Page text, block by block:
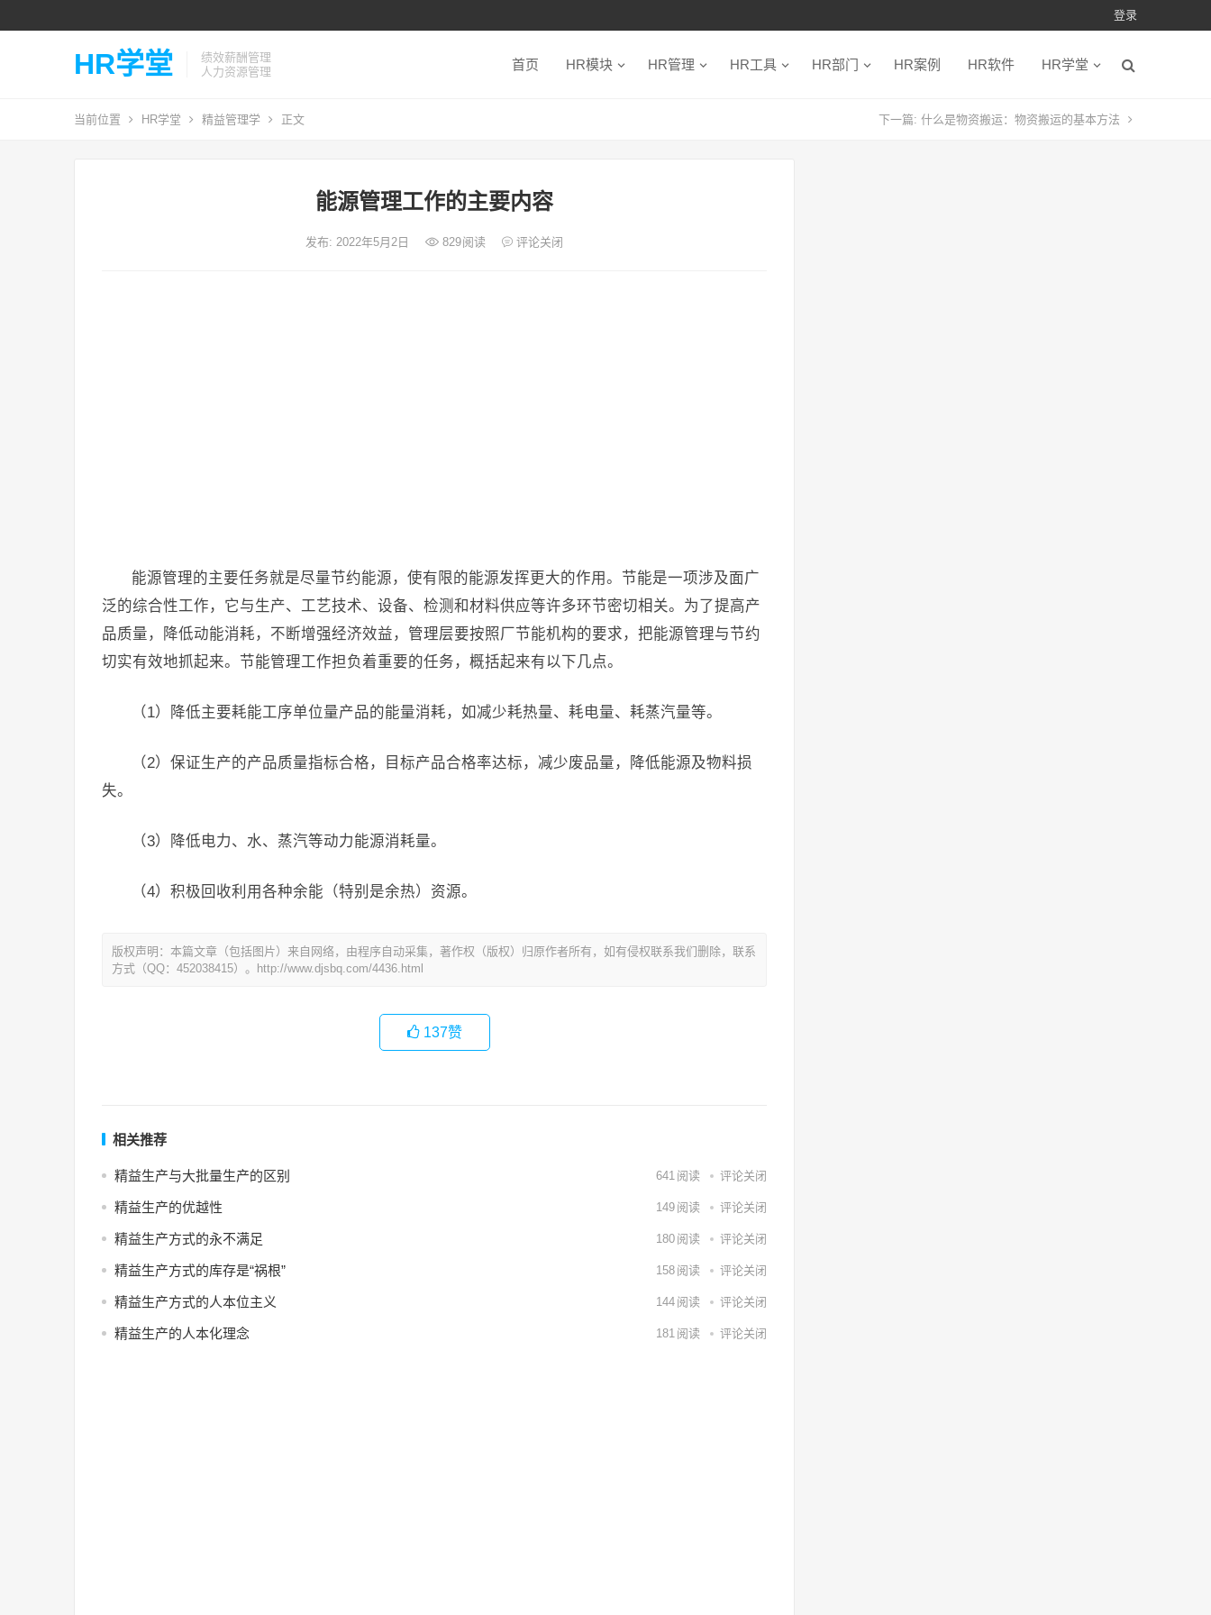
登录
HR学堂
绩效薪酬管理
人力资源管理
首页 HR模块 HR管理 HR工具 HR部门 HR案例 HR软件 HR学堂
当前位置 HR学堂 精益管理学 正文 下一篇: 什么是物资搬运：物资搬运的基本方法
能源管理工作的主要内容
发布: 2022年5月2日 829阅读 评论关闭
能源管理的主要任务就是尽量节约能源，使有限的能源发挥更大的作用。节能是一项涉及面广
泛的综合性工作，它与生产、工艺技术、设备、检测和材料供应等许多环节密切相关。为了提高产
品质量，降低动能消耗，不断增强经济效益，管理层要按照厂节能机构的要求，把能源管理与节约
切实有效地抓起来。节能管理工作担负着重要的任务，概括起来有以下几点。
（1）降低主要耗能工序单位量产品的能量消耗，如减少耗热量、耗电量、耗蒸汽量等。
（2）保证生产的产品质量指标合格，目标产品合格率达标，减少废品量，降低能源及物料损
失。
（3）降低电力、水、蒸汽等动力能源消耗量。
（4）积极回收利用各种余能（特别是余热）资源。
版权声明：本篇文章（包括图片）来自网络，由程序自动采集，著作权（版权）归原作者所有，如有侵权联系我们删除，联系
方式（QQ：452038415）。http://www.djsbq.com/4436.html
137赞
相关推荐
精益生产与大批量生产的区别 641 阅读 评论关闭
精益生产的优越性 149 阅读 评论关闭
精益生产方式的永不满足 180 阅读 评论关闭
精益生产方式的库存是“祸根” 158 阅读 评论关闭
精益生产方式的人本位主义 144 阅读 评论关闭
精益生产的人本化理念 181 阅读 评论关闭